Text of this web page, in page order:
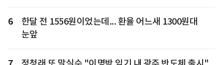
6
한달 전 1556원이었는데... 환율 어느새 1300원대
눈앞